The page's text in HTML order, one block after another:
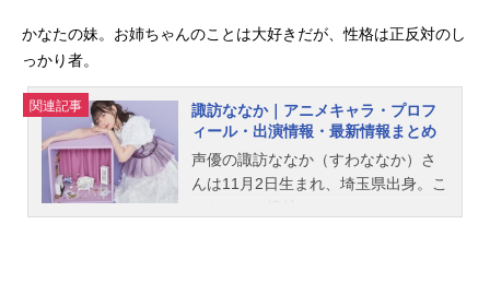
かなたの妹。お姉ちゃんのことは大好きだが、性格は正反対のし
っかり者。
関連記事
諏訪ななか｜アニメキャラ・プロフ
ィール・出演情報・最新情報まとめ
声優の諏訪ななか（すわななか）さ
んは11月2日生まれ、埼玉県出身。こ